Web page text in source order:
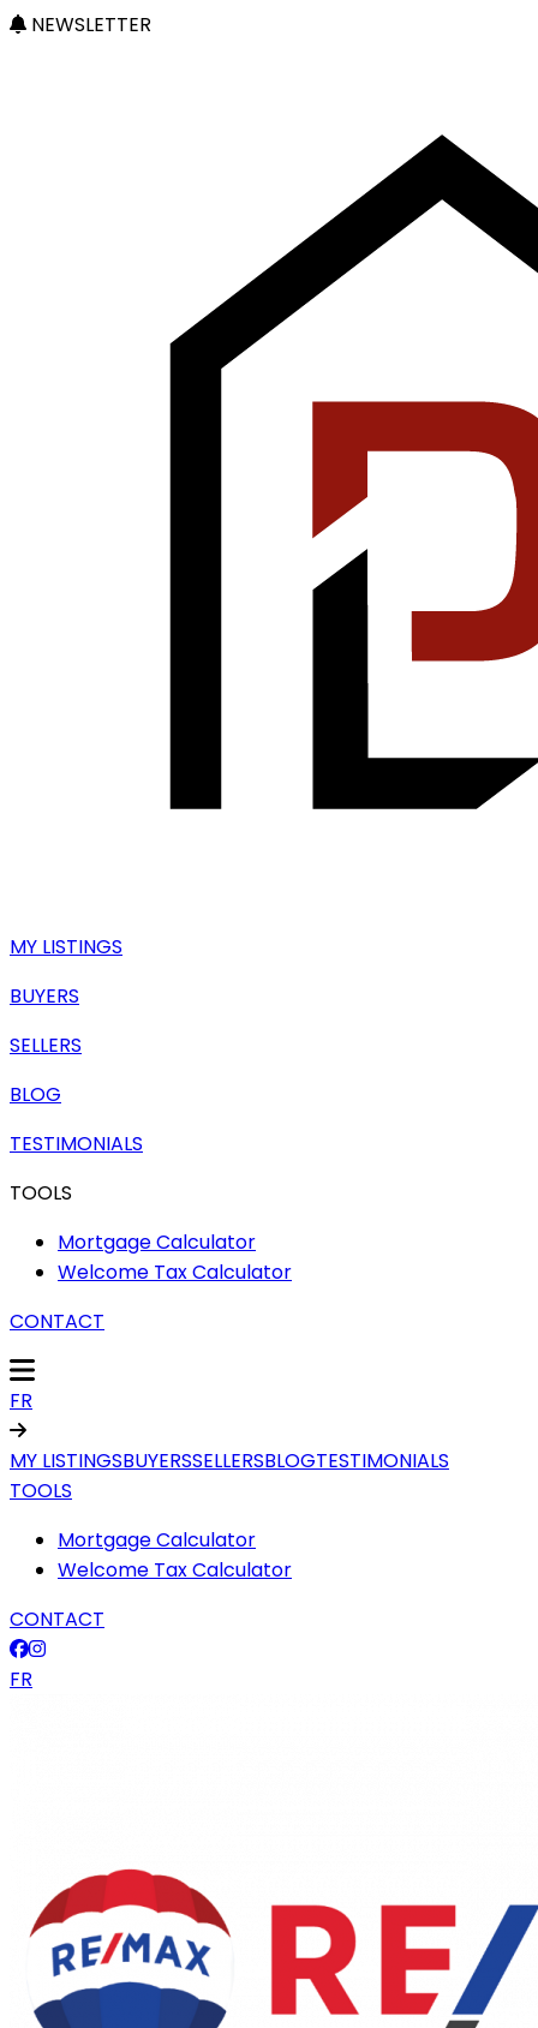
NEWSLETTER
MY LISTINGS
BUYERS
SELLERS
BLOG
TESTIMONIALS
TOOLS
Mortgage Calculator
Welcome Tax Calculator
CONTACT
FR
MY LISTINGSBUYERSSELLERSBLOGTESTIMONIALS
TOOLS
Mortgage Calculator
Welcome Tax Calculator
CONTACT
FR